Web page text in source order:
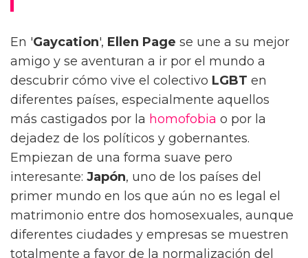
En 'Gaycation', Ellen Page se une a su mejor
amigo y se aventuran a ir por el mundo a
descubrir cómo vive el colectivo LGBT en
diferentes países, especialmente aquellos
más castigados por la homofobia o por la
dejadez de los políticos y gobernantes.
Empiezan de una forma suave pero
interesante: Japón, uno de los países del
primer mundo en los que aún no es legal el
matrimonio entre dos homosexuales, aunque
diferentes ciudades y empresas se muestren
totalmente a favor de la normalización del